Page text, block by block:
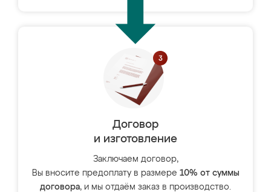
Договор
и изготовление
Заключаем договор,
Вы вносите предоплату в размере 10% от суммы
договора, и мы отдаём заказ в производство.